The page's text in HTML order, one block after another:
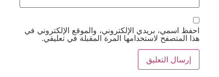
احفظ اسمي، بريدي الإلكتروني، والموقع الإلكتروني في
هذا المتصفح لاستخدامها المرة المقبلة في تعليقي.